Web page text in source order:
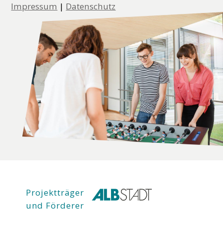
Impressum | Datenschutz
Projektträger
und Förderer